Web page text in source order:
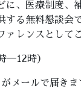
に、医療制度、
する無料懇談会
レンスとして
―12時）
メールで届きま